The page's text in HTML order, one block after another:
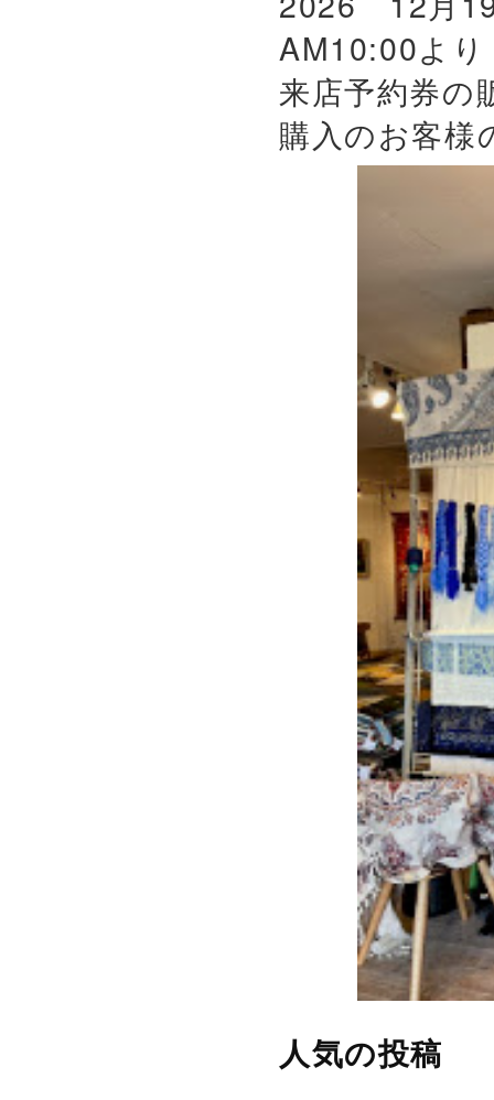
AM10:00よ
来店予約券の
購入のお客様
人気の投稿